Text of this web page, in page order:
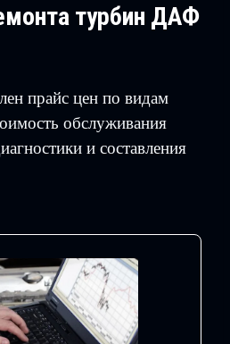
турбин ДАФ
прайс цен по видам
обслуживания
и составления